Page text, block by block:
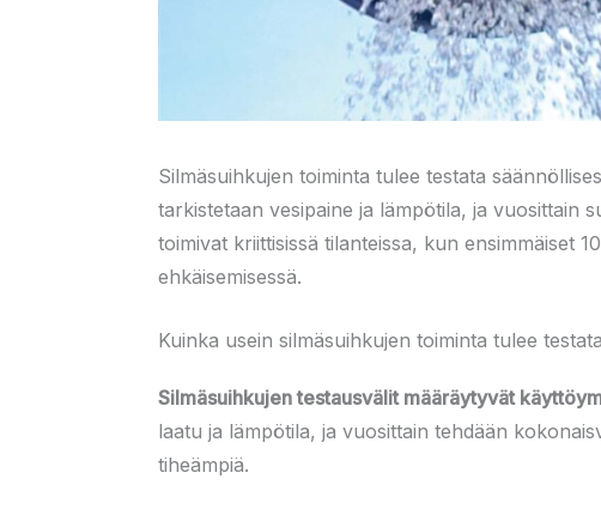
Silmäsuihkujen toiminta tulee testata
tarkistetaan vesipaine ja lämpötila, ja vuosittain
toimivat kriittisissä tilanteissa, kun ensimmäiset
ehkäisemisessä.
Kuinka usein silmäsuihkujen toiminta tulee
Silmäsuihkujen testausvälit määräytyvät
laatu ja lämpötila, ja vuosittain tehdään
tiheämpiä.